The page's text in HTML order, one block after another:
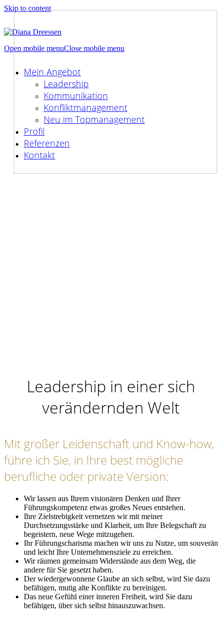
Skip to content
Open mobile menuClose mobile menu
Mein Angebot
Leadership
Kommunikation
Konfliktmanagement
Neu im Topmanagement
Profil
Referenzen
Kontakt
Leadership in einer sich
verändernden Welt
Mit großer Leidenschaft und Know-how,
führe ich Sie, in Ihre best mögliche
berufliche oder private Version:
Wir lassen aus Ihrem visionären Denken und Ihrer
Führungskompetenz etwas großes Neues entstehen.
Ihre Zielstrebigkeit vernetzen wir mit meiner
Durchsetzungsstärke und Klarheit, um Ihre Belegschaft zu
begeistern, neue Wege mitzugehen.
Ihr Führungscharisma machen wir uns zu Nutze, um souverän
und leicht Ihre Unternehmensziele zu erreichen.
Wir räumen gemeinsam Widerstände aus dem Weg, die
andere für Sie gesetzt haben.
Der wiedergewonnene Glaube an sich selbst, wird Sie dazu
befähigen, mutig alte Konflikte zu bereinigen.
Das neue Gefühl einer inneren Freiheit, wird Sie dazu
befähigen, über sich selbst hinauszuwachsen.